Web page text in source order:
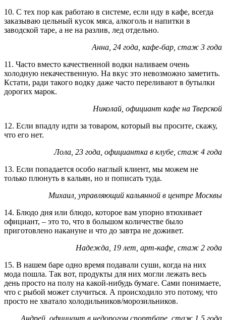
10. С тех пор как работаю в системе, если иду в кафе, всегда
заказываю цельный кусок мяса, алкоголь и напитки в
заводской таре, а не на разлив, лед отдельно.
Анна, 24 года, кафе-бар, стаж 3 года
11. Часто вместо качественной водки наливаем очень
холодную некачественную. На вкус это невозможно заметить.
Кстати, ради такого водку даже часто переливают в бутылки
дорогих марок.
Николай, официант кафе на Тверской
12. Если впадлу идти за товаром, который вы просите, скажу,
что его нет.
Лола, 23 года, официантка в клубе, стаж 4 года
13. Если попадается особо наглый клиент, мы можем не
только плюнуть в кальян, но и пописать туда.
Михаил, управляющий кальянной в центре Москвы
14. Блюдо дня или блюдо, которое вам упорно втюхивает
официант, – это то, что в большом количестве было
приготовлено накануне и что до завтра не доживет.
Надежда, 19 лет, арт-кафе, стаж 2 года
15. В нашем баре одно время подавали суши, когда на них
мода пошла. Так вот, продукты для них могли лежать весь
день просто на полу на какой-нибудь бумаге. Сами понимаете,
что с рыбой может случиться. А происходило это потому, что
просто не хватало холодильников/морозильников.
Андрей, официант в недорогом спортбаре, стаж 1,5 года